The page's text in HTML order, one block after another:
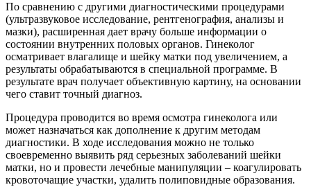
По сравнению с другими диагностическими процедурами
(ультразвуковое исследование, рентгенография, анализы и
мазки), расширенная дает врачу больше информации о
состоянии внутренних половых органов. Гинеколог
осматривает влагалище и шейку матки под увеличением, а
результаты обрабатываются в специальной программе. В
результате врач получает объективную картину, на основании
чего ставит точный диагноз.
Процедура проводится во время осмотра гинеколога или
может назначаться как дополнение к другим методам
диагностики. В ходе исследования можно не только
своевременно выявить ряд серьезных заболеваний шейки
матки, но и провести лечебные манипуляции – коагулировать
кровоточащие участки, удалить полиповидные образования.